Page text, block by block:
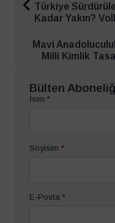
Türkiye
Kadar Yakın?
Mavi
Milli Kimlik
Bülten
İsim *
Soyisim *
E-Posta *